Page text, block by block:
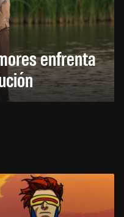
enfrenta